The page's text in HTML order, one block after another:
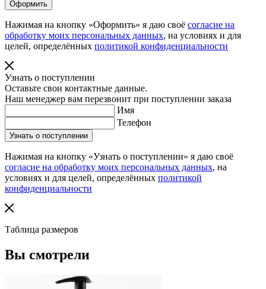
Нажимая на кнопку «Оформить» я даю своё согласие на
обработку моих персональных данных, на условиях и для
целей, определённых политикой конфиденциальности
Узнать о поступлении
Оставьте свои контактные данные.
Наш менеджер вам перезвонит при поступлении заказа
Имя
Телефон
Нажимая на кнопку «Узнать о поступлении» я даю своё
согласие на обработку моих персональных данных, на
условиях и для целей, определённых политикой
конфиденциальности
Таблица размеров
Вы смотрели